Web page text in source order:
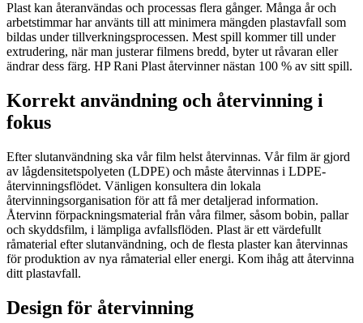
Plast kan återanvändas och processas flera gånger. Många år och
arbetstimmar har använts till att minimera mängden plastavfall som
bildas under tillverkningsprocessen. Mest spill kommer till under
extrudering, när man justerar filmens bredd, byter ut råvaran eller
ändrar dess färg. HP Rani Plast återvinner nästan 100 % av sitt spill.
Korrekt användning och återvinning i
fokus
Efter slutanvändning ska vår film helst återvinnas. Vår film är gjord
av lågdensitetspolyeten (LDPE) och måste återvinnas i LDPE-
återvinningsflödet. Vänligen konsultera din lokala
återvinningsorganisation för att få mer detaljerad information.
Återvinn förpackningsmaterial från våra filmer, såsom bobin, pallar
och skyddsfilm, i lämpliga avfallsflöden. Plast är ett värdefullt
råmaterial efter slutanvändning, och de flesta plaster kan återvinnas
för produktion av nya råmaterial eller energi. Kom ihåg att återvinna
ditt plastavfall.
Design för återvinning